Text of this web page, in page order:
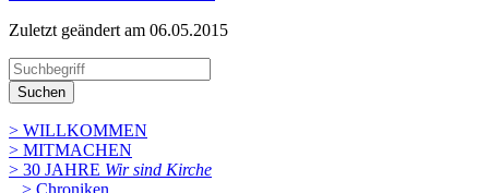
Zuletzt geändert am 06­.05.2015
Suchen
> WILLKOMMEN
> MITMACHEN
> 30 JAHRE Wir sind Kirche
> Chroniken